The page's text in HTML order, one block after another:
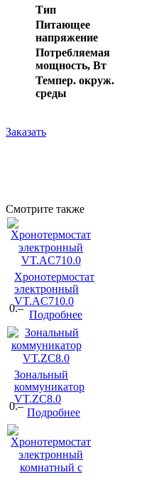
Тип
Питающее
напряжение
Потребляемая
мощность, Вт
Темпер. oкруж.
среды
Заказать
Смотрите также
Хронотермостат
электронный
VT.AC710.0
0.–
Подробнее
Зональный
коммуникатор
VT.ZC8.0
0.–
Подробнее